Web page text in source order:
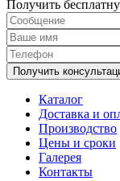
Получить
Получить
Каталог
Доставка и
Производство
Цены и сроки
Галерея
Контакты